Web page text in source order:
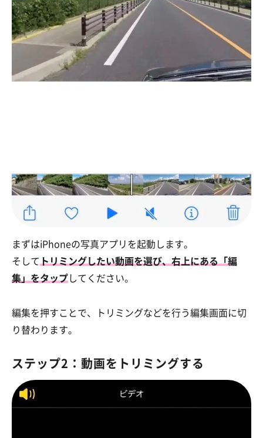
まずはiPhoneの写真アプリを起動します。
そして トリミングしたい動画を選び、右上にある「編
集」をタップしてください。
編集を押すことで、トリミングなどを行う編集画面に切
り替わります。
ステップ2：動画をトリミングする